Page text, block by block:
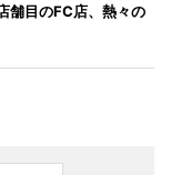
舗目のFC店、熱々の